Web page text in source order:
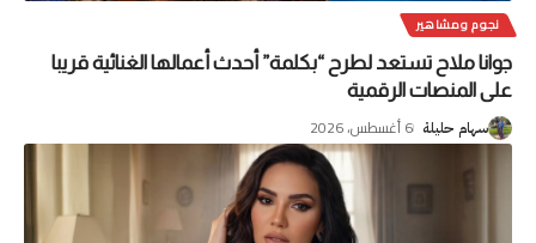
نجوم ومشاهير
جوانا ملاح تستعد لطرح “بكلمة” أحدث أعمالها الغنائية قريبا
على المنصات الرقمية
سهام حليلة 6 أغسطس، 2026